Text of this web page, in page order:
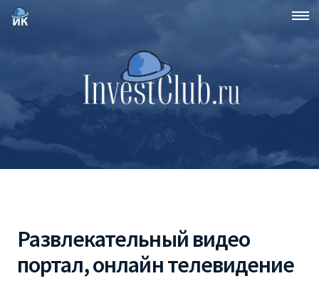
Развлекательный видео
портал, онлайн телевидение